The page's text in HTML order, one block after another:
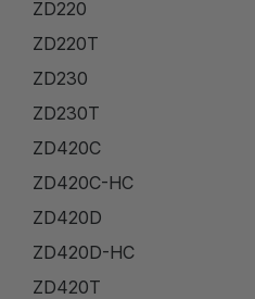
ZD220
ZD220T
ZD230
ZD230T
ZD420C
ZD420C-HC
ZD420D
ZD420D-HC
ZD420T